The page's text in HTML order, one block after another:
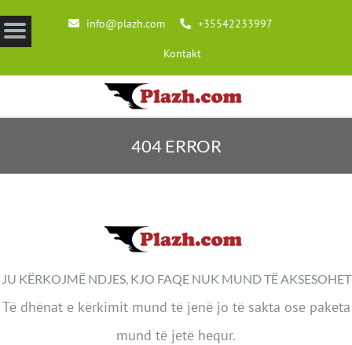
info@plazh.com +35542233997
Kontakt
404 ERROR
JU KËRKOJMË NDJES, KJO FAQE NUK MUND TË AKSESOHET
Të dhënat e kërkimit mund të jenë jo të sakta ose paketa
mund të jetë hequr.